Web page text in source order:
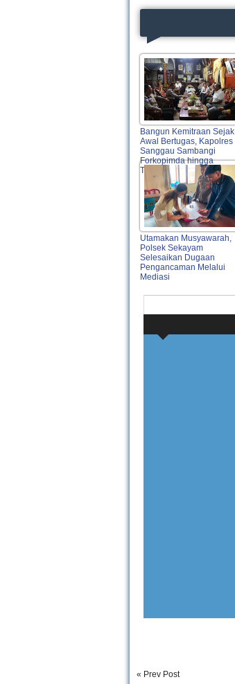
Bangun Kemitraan Sejak
Awal Bertugas, Kapolres
Sanggau Sambangi
Forkopimda hingga
Tokoh Adat
Utamakan Musyawarah,
Polsek Sekayam
Selesaikan Dugaan
Pengancaman Melalui
Mediasi
« Prev Post